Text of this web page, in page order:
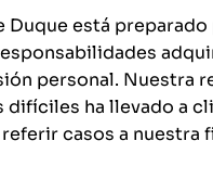
Duque está
personal. Nuestra
difíciles ha llevado a
casos a nuestra